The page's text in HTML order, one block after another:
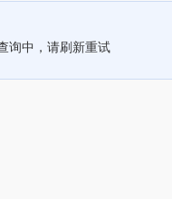
询中，请刷新重试